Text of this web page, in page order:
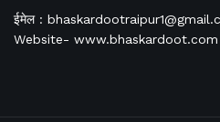
ईमेल :
Website- www.bhaskardoot.com